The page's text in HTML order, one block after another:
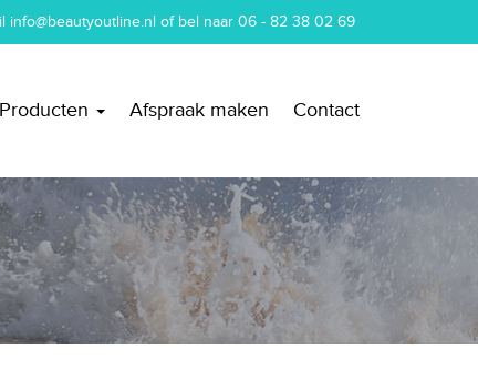
info@beautyoutline.nl of bel naar 06 - 82 38 02 69
Producten Afspraak maken Contact